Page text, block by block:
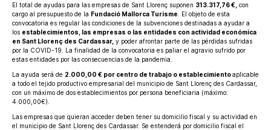
El total de ayudas para las empresas de Sant Llorenç suponen 313.317,76€, con
cargo al presupuesto de la Fundació Mallorca Turisme . El objeto de esta
convocatoria es regular las condiciones de la subvenciones destinadas a ayudar a
los establecimientos, las empresas o las entidades con actividad económica
en Sant Llorenç des Cardassar, y poder afrontar parte de las pérdidas sufridas
por la COVID-19. La finalidad de la convocatoria es paliar el agravio sufrido por
estas entidades por las consecuencias de la pandemia.
La ayuda será de 2.000,00 € por centro de trabajo o establecimientoaplicable
a todo el tejido productivo empresarial del municipio de Sant Llorenç des Cardassar,
con un máximo de dos establecimientos por persona beneficiaria (máximo:
4.000,00€).
Las empresas que quieran acceder deben tener su domicilio fiscal y su actividad en
el municipio de Sant Llorenç des Cardassar. Se entenderá por domicilio fiscal el